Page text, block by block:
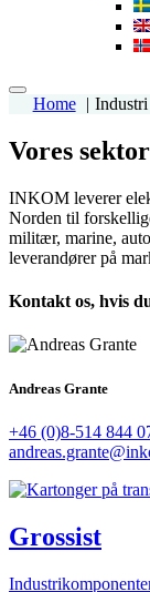
Home Industri
Vores
INKOM leverer
Norden til
militær, marine,
leverandører på
Kontakt os, hvis
Andreas Grante
+46 (0)8-514 844
Grossist